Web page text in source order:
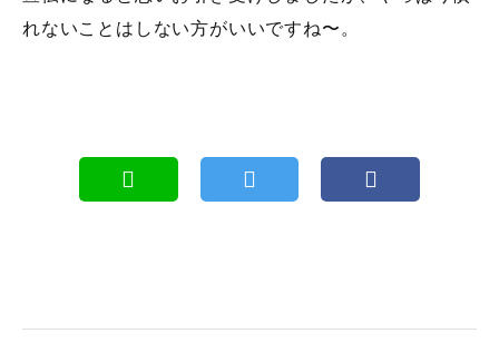
れないことはしない方がいいですね〜。